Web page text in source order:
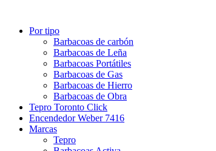
Por tipo
Barbacoas de carbón
Barbacoas de Leña
Barbacoas Portátiles
Barbacoas de Gas
Barbacoas de Hierro
Barbacoas de Obra
Tepro Toronto Click
Encendedor Weber 7416
Marcas
Tepro